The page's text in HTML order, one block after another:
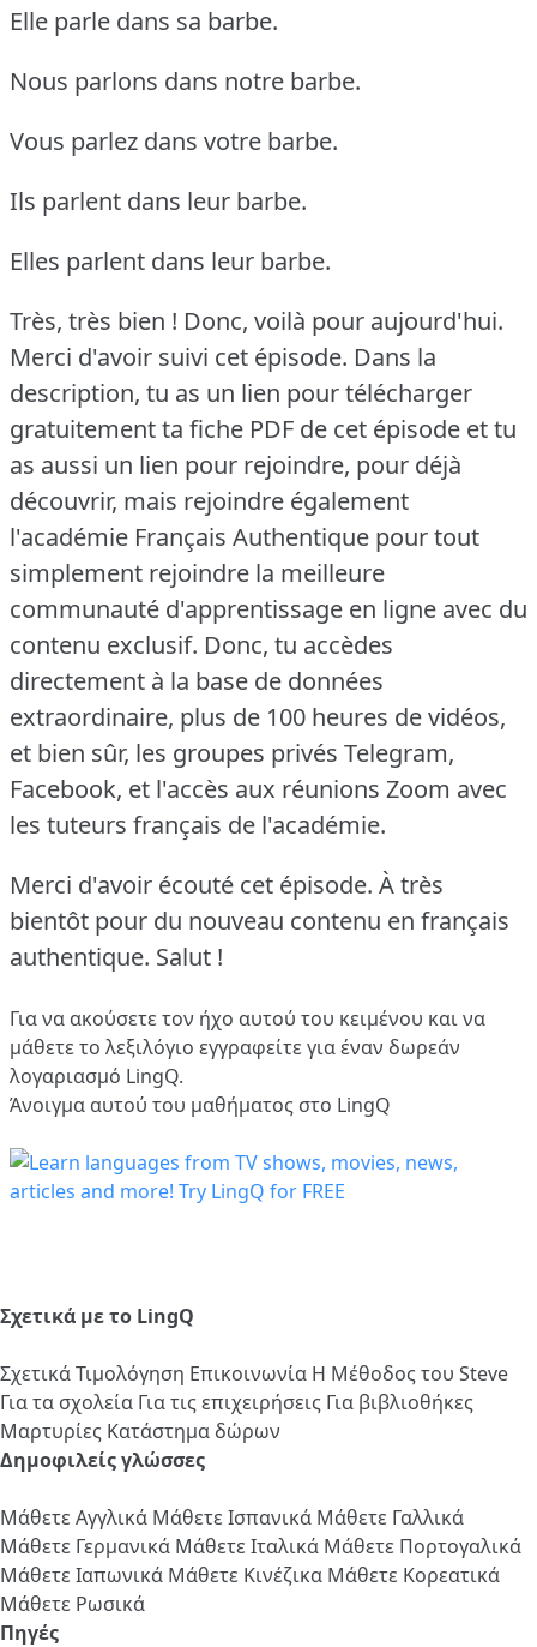
Elle parle dans sa barbe.
Nous parlons dans notre barbe.
Vous parlez dans votre barbe.
Ils parlent dans leur barbe.
Elles parlent dans leur barbe.
Très, très bien ! Donc, voilà pour aujourd'hui.
Merci d'avoir suivi cet épisode. Dans la
description, tu as un lien pour télécharger
gratuitement ta fiche PDF de cet épisode et tu
as aussi un lien pour rejoindre, pour déjà
découvrir, mais rejoindre également
l'académie Français Authentique pour tout
simplement rejoindre la meilleure
communauté d'apprentissage en ligne avec du
contenu exclusif. Donc, tu accèdes
directement à la base de données
extraordinaire, plus de 100 heures de vidéos,
et bien sûr, les groupes privés Telegram,
Facebook, et l'accès aux réunions Zoom avec
les tuteurs français de l'académie.
Merci d'avoir écouté cet épisode. À très
bientôt pour du nouveau contenu en français
authentique. Salut !
Για να ακούσετε τον ήχο αυτού του κειμένου και να
μάθετε το λεξιλόγιο εγγραφείτε για έναν δωρεάν
λογαριασμό LingQ.
Άνοιγμα αυτού του μαθήματος στο LingQ
Σχετικά με το LingQ
ΣχετικάΤιμολόγηση Επικοινωνία Η Μέθοδος του Steve
Για τα σχολεία Για τις επιχειρήσεις Για βιβλιοθήκες
Μαρτυρίες Κατάστημα δώρων
Δημοφιλείς γλώσσες
Μάθετε Αγγλικά Μάθετε Ισπανικά Μάθετε Γαλλικά
Μάθετε Γερμανικά Μάθετε Ιταλικά Μάθετε Πορτογαλικά
Μάθετε Ιαπωνικά Μάθετε Κινέζικα Μάθετε Κορεατικά
Μάθετε Ρωσικά
Πηγές